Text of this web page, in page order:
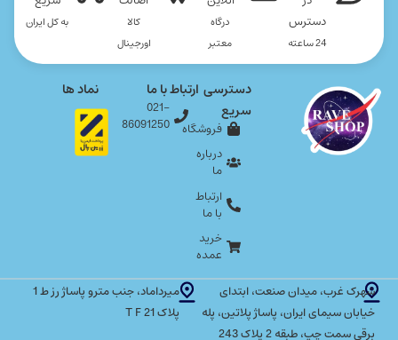
دسترس
24 ساعته
درگاه
معتبر
کالا
اورجینال
به کل ایران
شهرک غرب، میدان صنعت، ابتدای
خیابان سیمای ایران، پاساژ پلاتین، پله
برقی سمت چپ، طبقه 2 پلاک 243
میرداماد، جنب مترو پاساژ رز ط 1
پلاک T F 21
دسترسی
سریع
فروشگاه
درباره
ما
ارتباط
با ما
خرید
عمده
ارتباط با ما
021-
86091250
نماد ها